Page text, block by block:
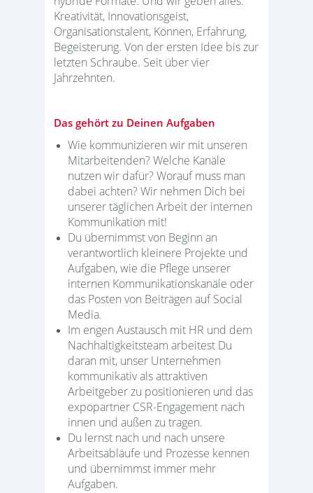
Kreativität, Innovationsgeist,
Organisationstalent, Können, Erfahrung,
Begeisterung. Von der ersten Idee bis zur
letzten Schraube. Seit über vier
Jahrzehnten.
Das gehört zu Deinen Aufgaben
Wie kommunizieren wir mit unseren
Mitarbeitenden? Welche Kanäle
nutzen wir dafür? Worauf muss man
dabei achten? Wir nehmen Dich bei
unserer täglichen Arbeit der internen
Kommunikation mit!
Du übernimmst von Beginn an
verantwortlich kleinere Projekte und
Aufgaben, wie die Pflege unserer
internen Kommunikationskanäle oder
das Posten von Beiträgen auf Social
Media.
Im engen Austausch mit HR und dem
Nachhaltigkeitsteam arbeitest Du
daran mit, unser Unternehmen
kommunikativ als attraktiven
Arbeitgeber zu positionieren und das
expopartner CSR-Engagement nach
innen und außen zu tragen.
Du lernst nach und nach unsere
Arbeitsabläufe und Prozesse kennen
und übernimmst immer mehr
Aufgaben.